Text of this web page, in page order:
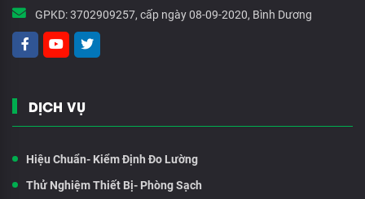
GPKD:3702909257, cấp ngày 08-09-2020, Bình Dương
DỊCH VỤ
Hiệu Chuẩn- Kiểm Định Đo Lường
Thử Nghiệm Thiết Bị- Phòng Sạch